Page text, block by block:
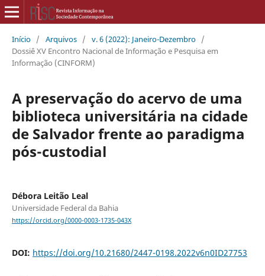
Início / Arquivos / v. 6 (2022): Janeiro-Dezembro /
Dossiê XV Encontro Nacional de Informação e Pesquisa em
Informação (CINFORM)
A preservação do acervo de uma
biblioteca universitária na cidade
de Salvador frente ao paradigma
pós-custodial
Débora Leitão Leal
Universidade Federal da Bahia
https://orcid.org/0000-0003-1735-043X
DOI: https://doi.org/10.21680/2447-0198.2022v6n0ID27753